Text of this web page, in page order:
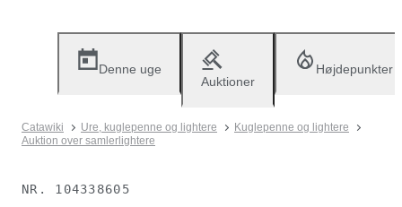
Denne uge
Auktioner
Højdepunkter
Catawiki Ure, kuglepenne og lightere
Kuglepenne og lightere
Auktion over samlerlightere
NR. 104338605